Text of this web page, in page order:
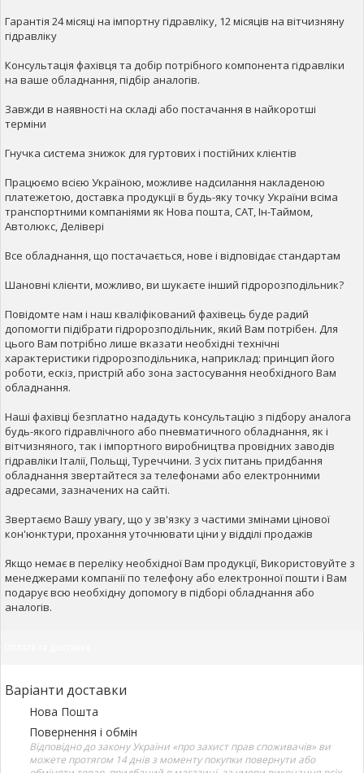
Гарантія 24 місяці на імпортну гідравліку, 12 місяців на вітчизняну
гідравліку
Консультація фахівця та добір потрібного компонента гідравліки
на ваше обладнання, підбір аналогів.
Завжди в наявності на складі або постачання в найкоротші
терміни
Гнучка система знижок для гуртових і постійних клієнтів
Працюємо всією Україною, можливе надсилання накладеною
платежетою, доставка продукції в будь-яку точку України всіма
транспортними компаніями як Нова пошта, САТ, Ін-Таймом,
Автолюкс, Делівері
Все обладнання, що постачається, нове і відповідає стандартам
Шановні клієнти, можливо, ви шукаєте інший гідророзподільник?
Повідомте нам і наш кваліфікований фахівець буде радий
допомогти підібрати гідророзподільник, який Вам потрібен. Для
цього Вам потрібно лише вказати необхідні технічні
характеристики гідророзподільника, наприклад: принцип його
роботи, ескіз, пристрій або зона застосування необхідного Вам
обладнання.
Наші фахівці безплатно нададуть консультацію з підбору аналога
будь-якого гідравлічного або пневматичного обладнання, як і
вітчизняного, так і імпортного виробництва провідних заводів
гідравліки Італії, Польщі, Туреччини. З усіх питань придбання
обладнання звертайтеся за телефонами або електронними
адресами, зазначених на сайті.
Звертаємо Вашу увагу, що у зв'язку з частими змінами цінової
кон'юнктури, прохання уточнювати ціни у відділі продажів
Якщо немає в переліку необхідної Вам продукції, Використовуйте з
менеджерами компанії по телефону або електронної пошти і Вам
подарує всю необхідну допомогу в підборі обладнання або
аналогів.
Варіанти доставки
Нова Пошта
Повернення і обмін
Відповідно до закону України «про захист прав споживачів» ви
можете протягом 14 днів з моменту покупки повернути або